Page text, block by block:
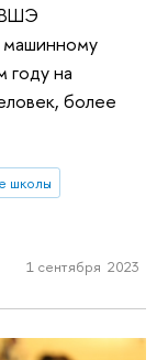
ВШЭ
машинному
году на
более
школы
1 сентября 2023